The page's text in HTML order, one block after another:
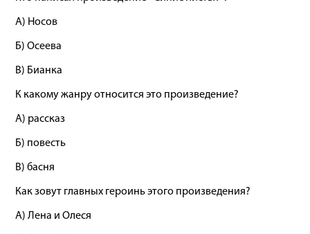
А) Носов
Б) Осеева
В) Бианка
К какому жанру относится это произведение?
А) рассказ
Б) повесть
В) басня
Как зовут главных героинь этого произведения?
А) Лена и Олеся